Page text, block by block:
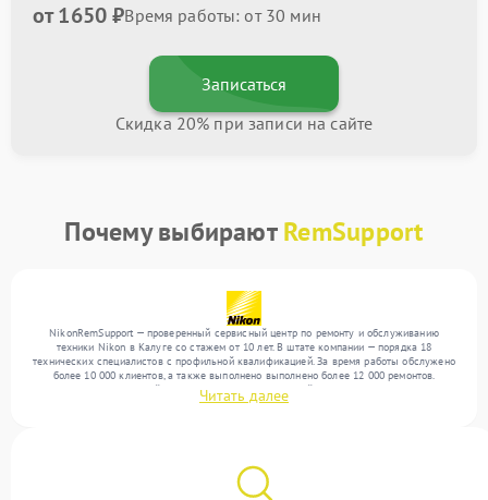
от 1650 ₽Время работы: от 30 мин
Записаться
Скидка 20% при записи на сайте
Почему выбираютRemSupport
NikonRemSupport — проверенный сервисный центр по ремонту и обслуживанию
техники Nikon в Калуге со стажем от 10 лет. В штате компании — порядка 18
технических специалистов с профильной квалификацией. За время работы обслужено
более 10 000 клиентов, а также выполнено выполнено более 12 000 ремонтов.
Ежемесячно в сервисный центр поступает от 300 устройств, включая , , . Мы беремся
за задачи любой сложности и предлагаем стабильный уровень сервиса благодаря
Читать далее